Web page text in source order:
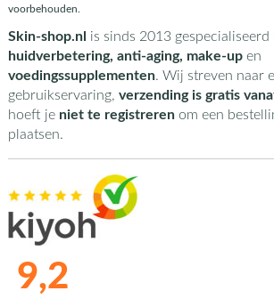
voorbehouden.
Skin-shop.nl is sinds 2013
huidverbetering, anti-aging, make-upen
voedingssupplementen. Wij streven naar
gebruikservaring, verzending is gratis
hoeft je niet te registrerenom een
plaatsen.
9,2